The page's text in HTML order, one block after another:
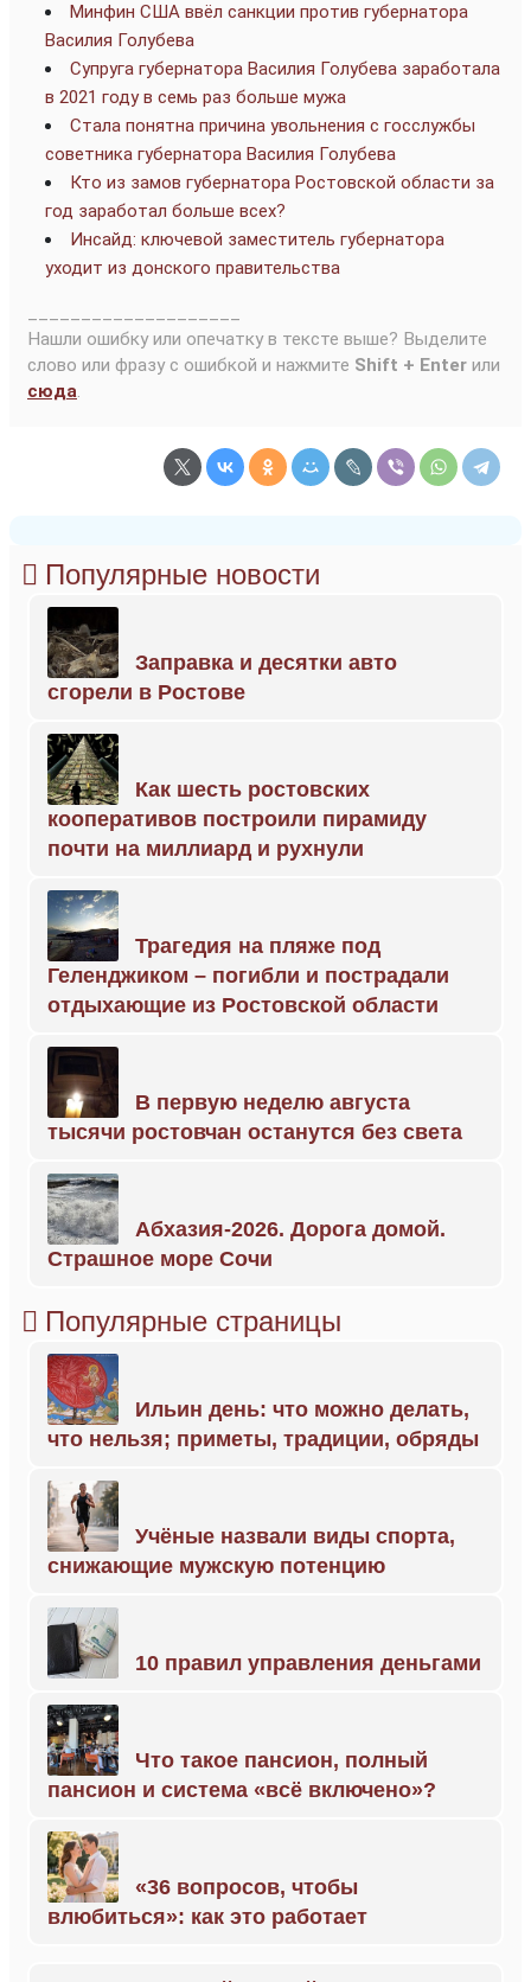
Минфин США ввёл санкции против губернатора
Василия Голубева
Супруга губернатора Василия Голубева заработала
в 2021 году в семь раз больше мужа
Стала понятна причина увольнения с госслужбы
советника губернатора Василия Голубева
Кто из замов губернатора Ростовской области за
год заработал больше всех?
Инсайд: ключевой заместитель губернатора
уходит из донского правительства
Нашли ошибку или опечатку в тексте выше? Выделите
слово или фразу с ошибкой и нажмите Shift + Enter или
сюда.
Популярные новости
Заправка и десятки авто
сгорели в Ростове
Как шесть ростовских
кооперативов построили пирамиду
почти на миллиард и рухнули
Трагедия на пляже под
Геленджиком – погибли и пострадали
отдыхающие из Ростовской области
В первую неделю августа
тысячи ростовчан останутся без света
Абхазия-2026. Дорога домой.
Страшное море Сочи
Популярные страницы
Ильин день: что можно делать,
что нельзя; приметы, традиции, обряды
Учёные назвали виды спорта,
снижающие мужскую потенцию
10 правил управления деньгами
Что такое пансион, полный
пансион и система «всё включено»?
«36 вопросов, чтобы
влюбиться»: как это работает